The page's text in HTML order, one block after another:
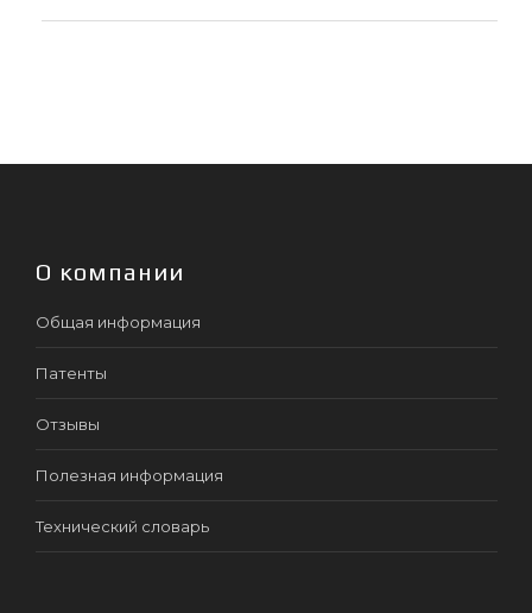
О компании
Общая информация
Патенты
Отзывы
Полезная информация
Технический словарь